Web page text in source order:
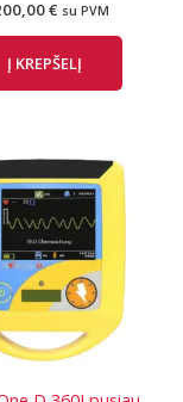
€ su PVM
Į KREPŠELĮ